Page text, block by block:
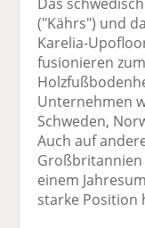
("Kährs") und
Karelia-
fusionieren
Unternehmen
Schweden,
Auch auf
einem
starke Position